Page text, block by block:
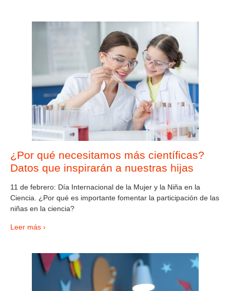
¿Por qué necesitamos más científicas?
Datos que inspirarán a nuestras hijas
11 de febrero: Día Internacional de la Mujer y la Niña en la
Ciencia. ¿Por qué es importante fomentar la participación de las
niñas en la ciencia?
Leer más ›